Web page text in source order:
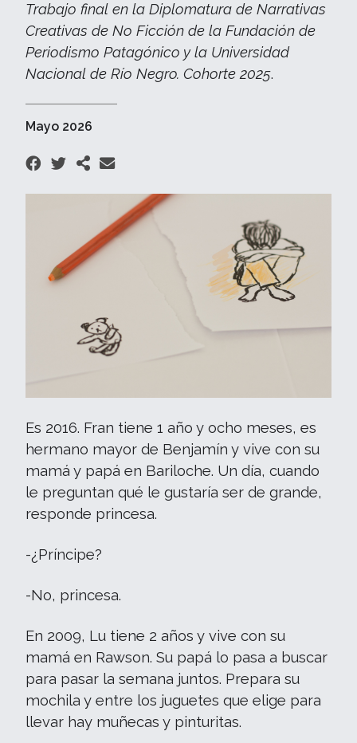
Trabajo final en la Diplomatura de Narrativas
Creativas de No Ficción de la Fundación de
Periodismo Patagónico y la Universidad
Nacional de Río Negro. Cohorte 2025.
Mayo 2026
Es 2016. Fran tiene 1 año y ocho meses, es
hermano mayor de Benjamín y vive con su
mamá y papá en Bariloche. Un día, cuando
le preguntan qué le gustaría ser de grande,
responde princesa.
-¿Príncipe?
-No, princesa.
En 2009, Lu tiene 2 años y vive con su
mamá en Rawson. Su papá lo pasa a buscar
para pasar la semana juntos. Prepara su
mochila y entre los juguetes que elige para
llevar hay muñecas y pinturitas.